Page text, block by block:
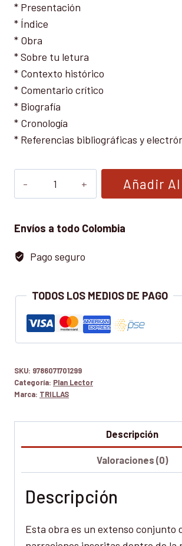
* Presentación
* Índice
* Obra
* Sobre tu letura
* Contexto histórico
* Comentario crítico
* Biografía
* Cronología
* Referencias bibliográficas y
UNA
SELECCION
CUENTOS
Añadir
Envíos a todo Colombia
Pago seguro
TODOS LOS MEDIOS DE PAGO
SKU: 9786071701299
Categoría: Plan Lector
Marca: TRILLAS
Descripción
Valoraciones (0)
Descripción
Esta obra es un extenso conjunto